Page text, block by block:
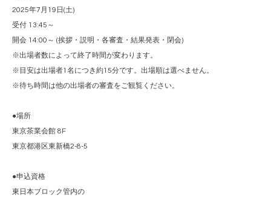
2025年7月19日(土)
受付 13:45～
開会 14:00～ (挨拶・説明・各審査・結果発表・閉会)
※出場者数によって終了時間が変わります。
※目安は出場者1名につき約15分です。出場順は選べません。
※待ち時間は他の出場者の審査をご観覧ください。
●場所
東京茶業会館 8F
東京都港区東新橋2-8-5
●申込資格
東日本ブロック管内の